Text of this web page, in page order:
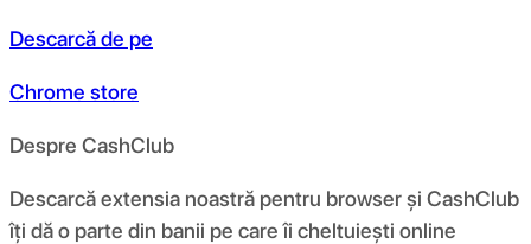
Descarcă de pe
Chrome store
Despre CashClub
Descarcă extensia noastră pentru browser și CashClub
îți dă o parte din banii pe care îi cheltuiești online